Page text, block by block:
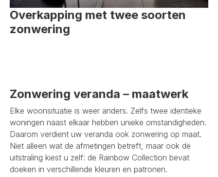
Overkapping met twee soorten
zonwering
Zonwering veranda – maatwerk
Elke woonsituatie is weer anders. Zelfs twee identieke
woningen naast elkaar hebben unieke omstandigheden.
Daarom verdient uw veranda ook zonwering op maat.
Niet alleen wat de afmetingen betreft, maar ook de
uitstraling kiest u zelf: de Rainbow Collection bevat
doeken in verschillende kleuren en patronen.